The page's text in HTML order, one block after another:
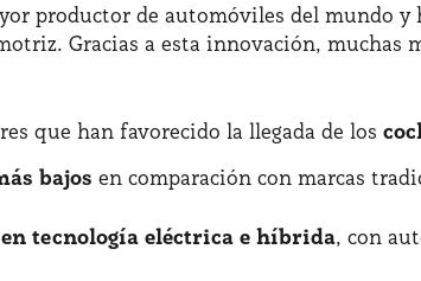
productor de automóviles del mundo
Gracias a esta innovación, muchas
que han favorecido la llegada de los
bajos en comparación con marcas
tecnología eléctrica e híbrida, con